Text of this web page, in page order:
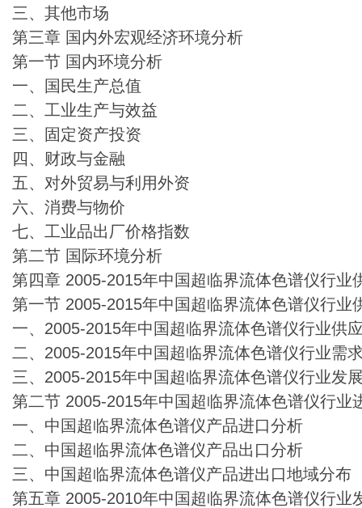
三、其他市场
第三章 国内外宏观经济环境分析
第一节 国内环境分析
一、国民生产总值
二、工业生产与效益
三、固定资产投资
四、财政与金融
五、对外贸易与利用外资
六、消费与物价
七、工业品出厂价格指数
第二节 国际环境分析
第四章 2005-2015年中国超临界流体色谱仪行业
第一节 2005-2015年中国超临界流体色谱仪行业
一、2005-2015年中国超临界流体色谱仪行业供
二、2005-2015年中国超临界流体色谱仪行业需
三、2005-2015年中国超临界流体色谱仪行业发
第二节 2005-2015年中国超临界流体色谱仪行业
一、中国超临界流体色谱仪产品进口分析
二、中国超临界流体色谱仪产品出口分析
三、中国超临界流体色谱仪产品进出口地域分布
第五章 2005-2010年中国超临界流体色谱仪行业